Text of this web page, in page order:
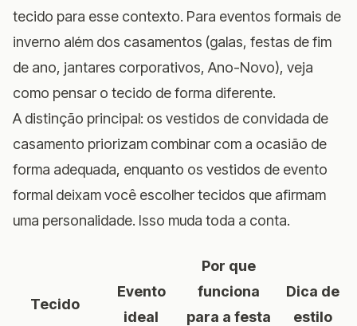
tecido para esse contexto. Para eventos formais de
inverno além dos casamentos (galas, festas de fim
de ano, jantares corporativos, Ano-Novo), veja
como pensar o tecido de forma diferente.
A distinção principal: os vestidos de convidada de
casamento priorizam combinar com a ocasião de
forma adequada, enquanto os vestidos de evento
formal deixam você escolher tecidos que afirmam
uma personalidade. Isso muda toda a conta.
Tecido
Evento
ideal
Por que
funciona
para a festa
Dica de
estilo